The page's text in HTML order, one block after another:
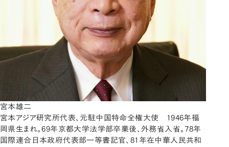
宮本雄二
宮本アジア研究所代表、元駐中国特命全権大使 1946年福
岡県生まれ。69年京都大学法学部卒業後、外務省入省。78年
国際連合日本政府代表部一等書記官、81年在中華人民共和